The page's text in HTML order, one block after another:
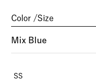
Color Size
Mix Blue
SS